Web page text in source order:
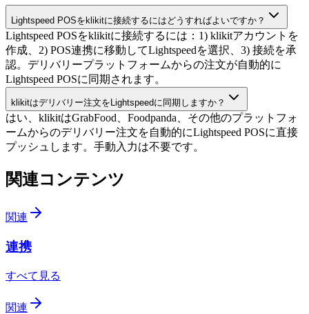
Lightspeed POSをklikitに接続するにはどうすればよいですか？
Lightspeed POSをklikitに接続するには：1) klikitアカウントを
作成、2) POS連携に移動してLightspeedを選択、3) 接続を承
認。デリバリープラットフォームからの注文が自動的に
Lightspeed POSに同期されます。
klikitはデリバリー注文をLightspeedに同期しますか？
はい、klikitはGrabFood、Foodpanda、その他のプラットフォ
ームからのデリバリー注文を自動的にLightspeed POSに直接
プッシュします。手動入力は不要です。
関連コンテンツ
関連
連携
すべて見る
関連